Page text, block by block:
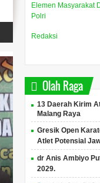
Elemen Masyarakat
Polri
Redaksi
Olah Raga
13 Daerah Kirim
Malang Raya
Gresik Open
Atlet Potensial
dr Anis Ambiyo
2029.